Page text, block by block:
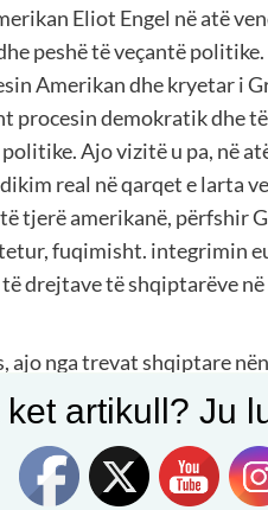
Eliot Engel në atë
peshë të veçantë
Amerikan dhe kryetar i
procesin demokratik dhe
Ajo vizitë u pa, në
real në qarqet e larta
tjerë amerikanë, përfshir
fuqimisht. integrimin
drejtave të shqiptarëve
nga trevat shqiptare
projekte të ndryshëm
në infrastruturë,
Mal të Zi, në një
mungesësn e
artikull? Ju